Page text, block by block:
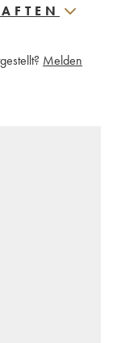
Melden